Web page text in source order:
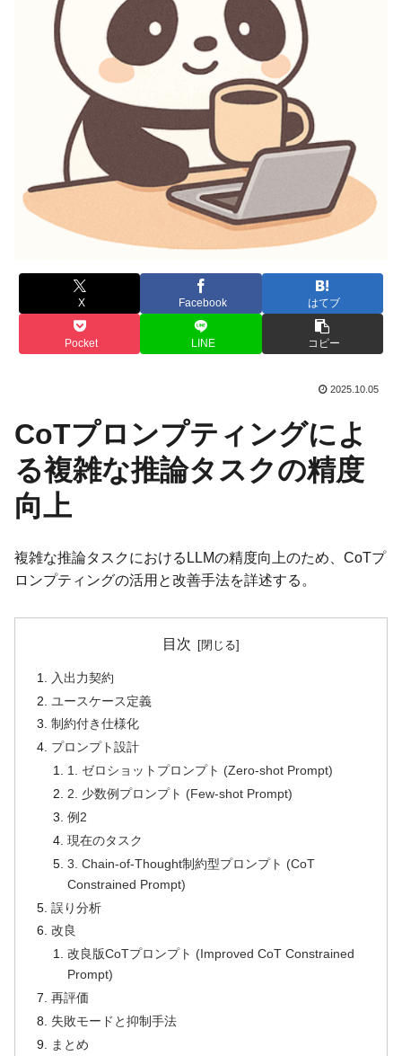
X Facebook はてブ
Pocket LINE コピー
2025.10.05
CoTプロンプティングによ
る複雑な推論タスクの精度
向上
複雑な推論タスクにおけるLLMの精度向上のため、CoTプ
ロンプティングの活用と改善手法を詳述する。
目次
入出力契約
ユースケース定義
制約付き仕様化
プロンプト設計
1. ゼロショットプロンプト (Zero-shot Prompt)
2. 少数例プロンプト (Few-shot Prompt)
例2
現在のタスク
3. Chain-of-Thought制約型プロンプト (CoT
Constrained Prompt)
誤り分析
改良
改良版CoTプロンプト (Improved CoT Constrained
Prompt)
再評価
失敗モードと抑制手法
まとめ